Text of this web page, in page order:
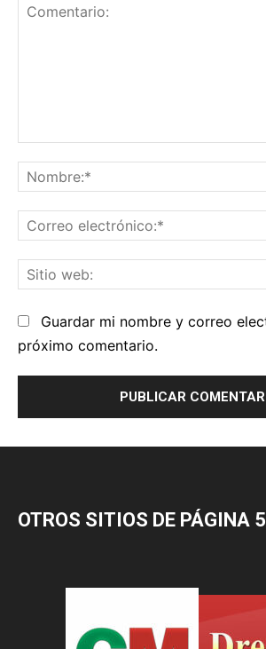
OTROS SITIOS DE PÁGINA 5